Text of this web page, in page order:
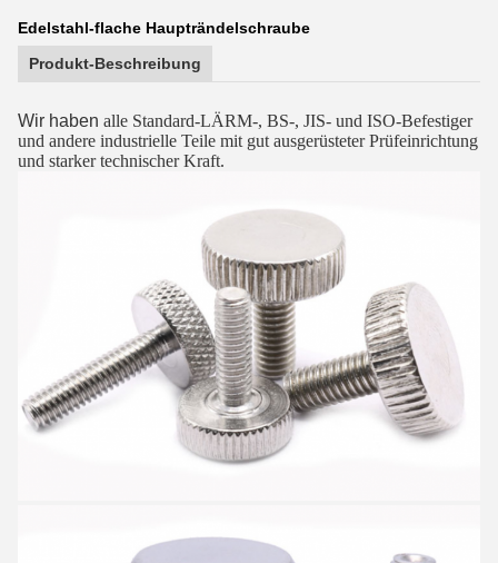
Edelstahl-flache Haupträndelschraube
Produkt-Beschreibung
Wir haben alle Standard-LÄRM-, BS-, JIS- und ISO-Befestiger
und andere industrielle Teile mit gut ausgerüsteter Prüfeinrichtung
und starker technischer Kraft.